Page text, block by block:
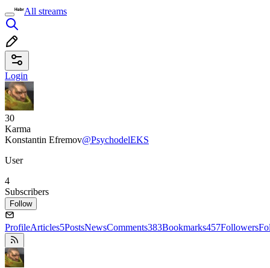
All streams
Login
30
Karma
Konstantin Efremov@PsychodelEKS
User
4
Subscribers
Follow
ProfileArticles5PostsNewsComments383Bookmarks457Followers